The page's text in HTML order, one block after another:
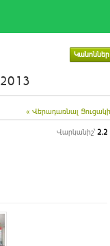
Կանոններ
« Վերադառնալ
Վարկանիշ՝ 2.2